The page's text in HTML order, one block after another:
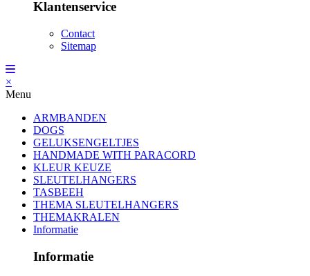
Klantenservice
Contact
Sitemap
×
Menu
ARMBANDEN
DOGS
GELUKSENGELTJES
HANDMADE WITH PARACORD
KLEUR KEUZE
SLEUTELHANGERS
TASBEEH
THEMA SLEUTELHANGERS
THEMAKRALEN
Informatie
Informatie